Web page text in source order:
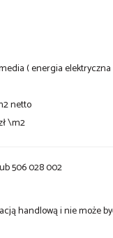
( energia
netto
\m2
506 028 002
handlową i nie może